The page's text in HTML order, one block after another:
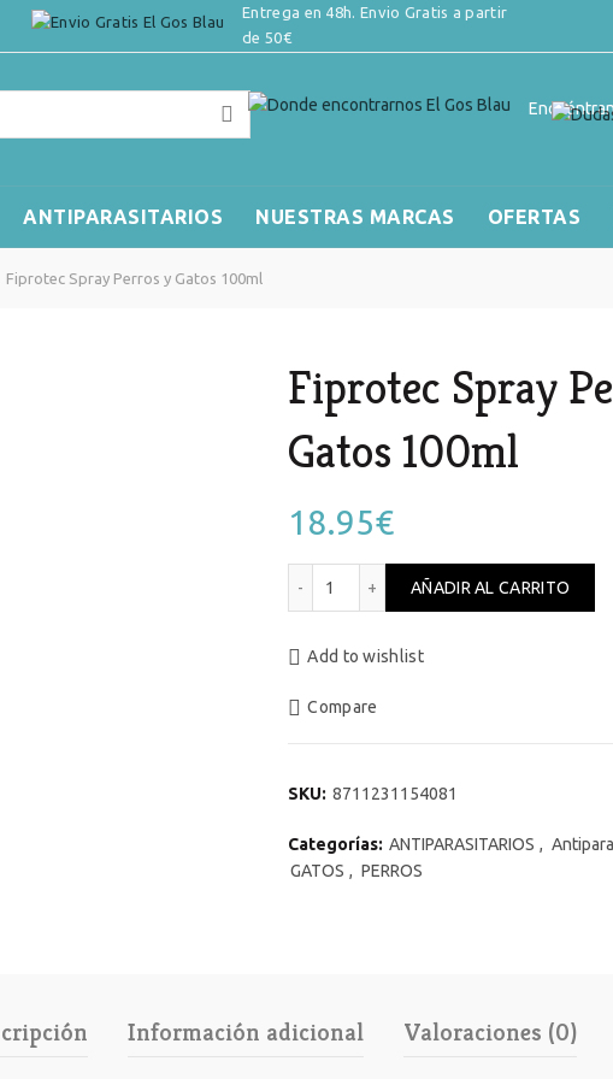
Entrega en 48h. Envio Gratis a partir
de 50€
ANTIPARASITARIOS NUESTRAS MARCAS OFERTAS
Fiprotec Spray Perros y Gatos 100ml
Fiprotec Spray
Gatos 100ml
18.95€
Fiprotec Spray Perros y Gatos 100ml
AÑADIR AL CARRITO
Add to wishlist
Compare
SKU: 8711231154081
Categorías: ANTIPARASITARIOS ,
GATOS , PERROS
Información adicional Valoraciones (0)